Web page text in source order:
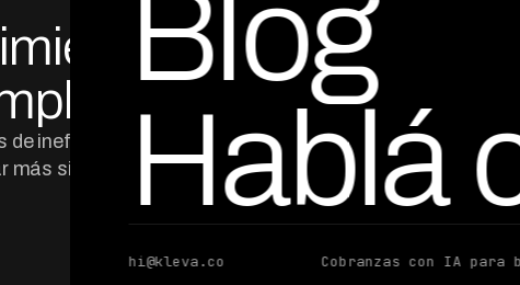
Blog
Hablá
hi@kleva.co Cobranzas con IA para
ineficiencia en
más sin aumentar
por Ed Escobar
Co-Founder & CEO